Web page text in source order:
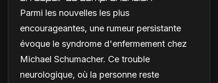
Parmi les nouvelles les plus
encourageantes, une rumeur persistante
évoque le syndrome d'enfermement chez
Michael Schumacher. Ce trouble
neurologique, où la personne reste